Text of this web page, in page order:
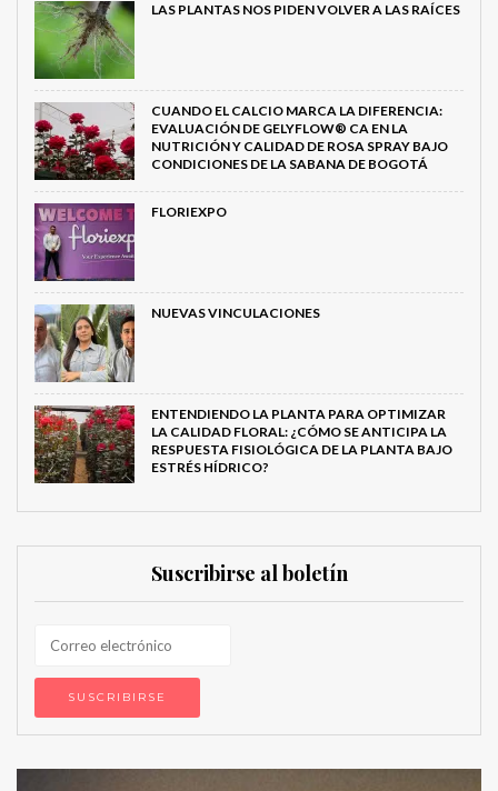
LAS PLANTAS NOS PIDEN VOLVER A LAS RAÍCES
CUANDO EL CALCIO MARCA LA DIFERENCIA:
EVALUACIÓN DE GELYFLOW® CA EN LA
NUTRICIÓN Y CALIDAD DE ROSA SPRAY BAJO
CONDICIONES DE LA SABANA DE BOGOTÁ
FLORIEXPO
NUEVAS VINCULACIONES
ENTENDIENDO LA PLANTA PARA OPTIMIZAR
LA CALIDAD FLORAL: ¿CÓMO SE ANTICIPA LA
RESPUESTA FISIOLÓGICA DE LA PLANTA BAJO
ESTRÉS HÍDRICO?
Suscribirse al boletín